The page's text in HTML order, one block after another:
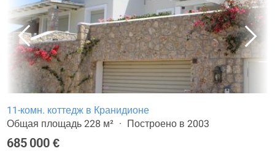
11-комн. коттедж в Кранидионе
Общая площадь 228 м²
Построено в 2003
685 000 €